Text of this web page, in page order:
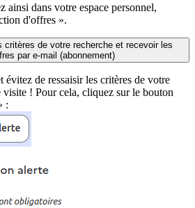
ainsi dans votre espace personnel,
d'offres ».
critères de votre recherche et recevoir les
par e-mail (abonnement)
évitez de ressaisir les critères de votre
visite ! Pour cela, cliquez sur le bouton
: